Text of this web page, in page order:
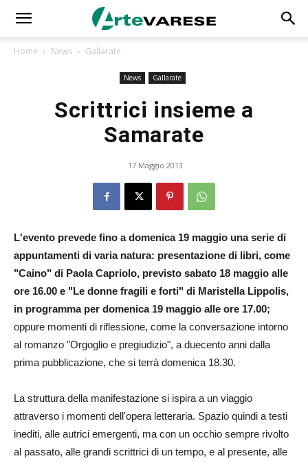
Home News Gallarate
News Gallarate
Scrittrici insieme a
Samarate
17 Maggio 2013
L'evento prevede fino a domenica 19 maggio una serie di
appuntamenti di varia natura: presentazione di libri, come
"Caino" di Paola Capriolo, previsto sabato 18 maggio alle
ore 16.00 e "Le donne fragili e forti" di Maristella Lippolis,
in programma per domenica 19 maggio alle ore 17.00;
oppure momenti di riflessione, come la conversazione intorno
al romanzo "Orgoglio e pregiudizio", a duecento anni dalla
prima pubblicazione, che si terrà domenica 18.30.
La struttura della manifestazione si ispira a un viaggio
attraverso i momenti dell'opera letteraria. Spazio quindi a testi
inediti, alle autrici emergenti, ma con un occhio sempre rivolto
al passato, alle grandi scrittrici di un tempo, e al presente, alle